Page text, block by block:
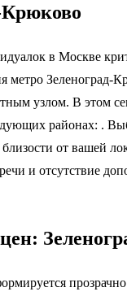
Крюково
в Москве
метро Зеленоград-
узлом. В этом
районах: .
от вашей
и отсутствие